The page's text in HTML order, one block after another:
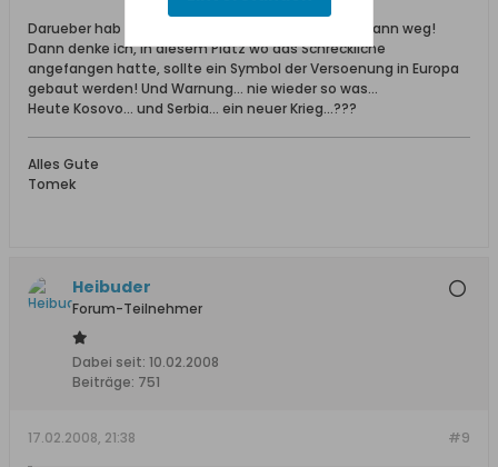
Darueber hab ich nichts gehoert. Wenn unstabill dann weg!
Dann denke ich, in diesem Platz wo das Schreckliche
angefangen hatte, sollte ein Symbol der Versoenung in Europa
gebaut werden! Und Warnung... nie wieder so was...
Heute Kosovo... und Serbia... ein neuer Krieg...???
Alles Gute
Tomek
Heibuder
Forum-Teilnehmer
Dabei seit: 10.02.2008
Beiträge: 751
#9
17.02.2008, 21:38